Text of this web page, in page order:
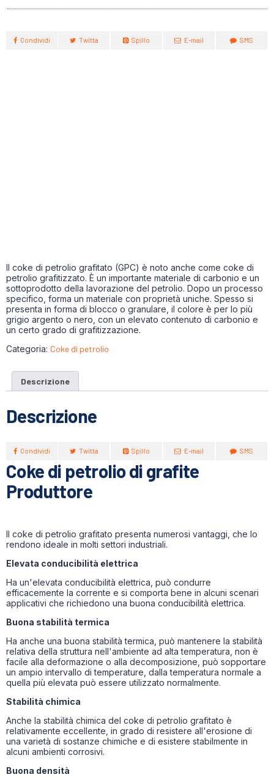
Condividi Twitta Spillo E-mail SMS
Il coke di petrolio grafitato (GPC) è noto anche come coke di
petrolio grafitizzato. È un importante materiale di carbonio e un
sottoprodotto della lavorazione del petrolio. Dopo un processo
specifico, forma un materiale con proprietà uniche. Spesso si
presenta in forma di blocco o granulare, il colore è per lo più
grigio argento o nero, con un elevato contenuto di carbonio e
un certo grado di grafitizzazione.
Categoria: Coke di petrolio
Descrizione
Descrizione
Condividi Twitta Spillo E-mail SMS
Coke di petrolio di grafite
Produttore
Il coke di petrolio grafitato presenta numerosi vantaggi, che lo
rendono ideale in molti settori industriali.
Elevata conducibilità elettrica
Ha un'elevata conducibilità elettrica, può condurre
efficacemente la corrente e si comporta bene in alcuni scenari
applicativi che richiedono una buona conducibilità elettrica.
Buona stabilità termica
Ha anche una buona stabilità termica, può mantenere la stabilità
relativa della struttura nell'ambiente ad alta temperatura, non è
facile alla deformazione o alla decomposizione, può sopportare
un ampio intervallo di temperature, dalla temperatura normale a
quella più elevata può essere utilizzato normalmente.
Stabilità chimica
Anche la stabilità chimica del coke di petrolio grafitato è
relativamente eccellente, in grado di resistere all'erosione di
una varietà di sostanze chimiche e di esistere stabilmente in
alcuni ambienti corrosivi.
Buona densità